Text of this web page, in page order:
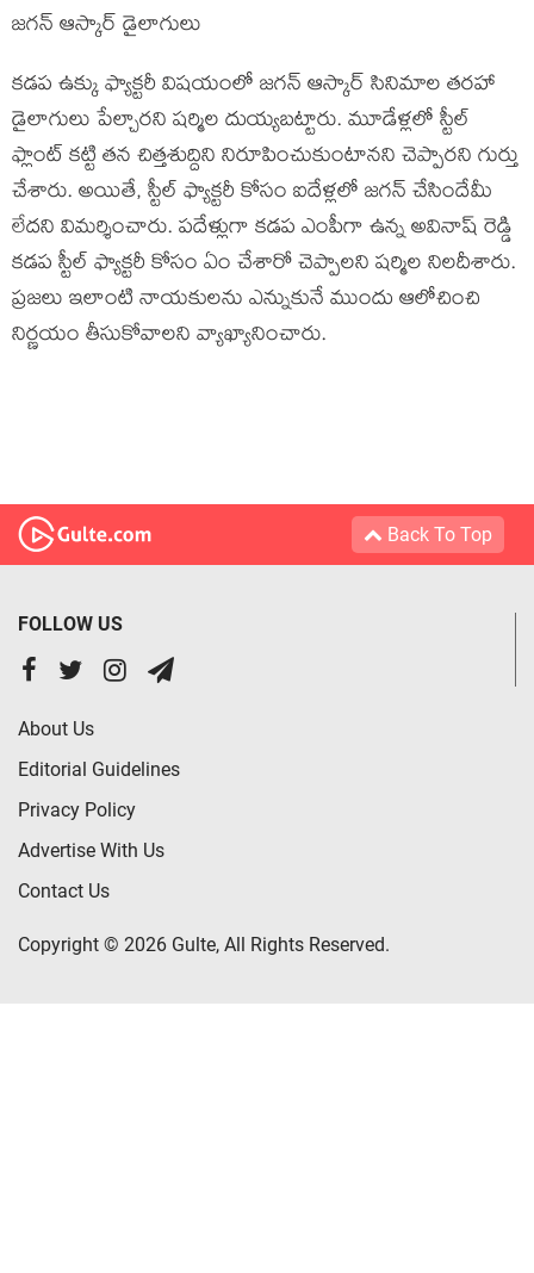
జ‌గ‌న్ ఆస్కార్ డైలాగులు
క‌డ‌ప ఉక్కు ఫ్యాక్ట‌రీ విష‌యంలో జ‌గ‌న్ ఆస్కార్ సినిమాల త‌ర‌హా
డైలాగులు పేల్చార‌ని ష‌ర్మిల దుయ్య‌బ‌ట్టారు. మూడేళ్లలో స్టీల్
ఫ్లాంట్ కట్టి తన చిత్తశుద్దిని నిరూపించుకుంటానని చెప్పార‌ని గుర్తు
చేశారు. అయితే, స్టీల్ ఫ్యాక్టరీ కోసం ఐదేళ్లలో జగన్ చేసిందేమీ
లేదని విమ‌ర్శించారు. పదేళ్లుగా కడప ఎంపీగా ఉన్న అవినాష్ రెడ్డి
కడప స్టీల్ ఫ్యాక్టరీ కోసం ఏం చేశారో చెప్పాలని ష‌ర్మిల నిల‌దీశారు.
ప్రజలు ఇలాంటి నాయకులను ఎన్నుకునే ముందు ఆలోచించి
నిర్ణయం తీసుకోవాలని వ్యాఖ్యానించారు.
Back To Top
FOLLOW US
About Us
Editorial Guidelines
Privacy Policy
Advertise With Us
Contact Us
Copyright © 2026 Gulte, All Rights Reserved.